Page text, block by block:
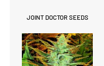
JOINT DOCTOR SEEDS